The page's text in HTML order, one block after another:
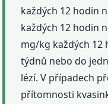
každých 12 hodin
každých 12 hodin
mg/kg každých 12
týdnů nebo do
lézí. V případech
přítomnosti